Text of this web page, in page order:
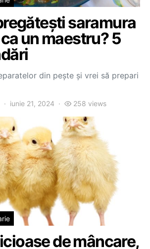
saramura
un maestru? 5
din pește și vrei să prepari
iunie 21, 2024 258 views
de mâncare,